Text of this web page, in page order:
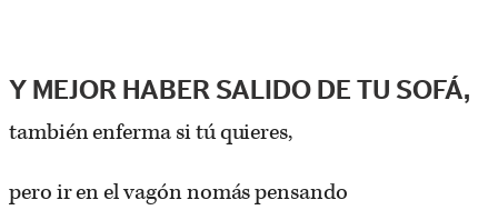
Y MEJOR HABER SALIDO DE TU SOFÁ,
también enferma si tú quieres,
pero ir en el vagón nomás pensando